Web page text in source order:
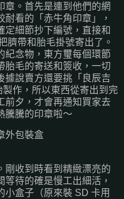
章。首先是連到他們的網
看的「赤牛角印章」，
定細節抄下編號，直接和
臍帶和胎毛掛號寄出了。
紀念物，東方璽每個環節
胎毛的寄送和簽收，一切
據說賣方還要挑「良辰吉
作，所以東西從寄出到完
前夕，才會再通知買家去
騰騰的印章啦～
外包裝盒
剛收到時看到精緻漂亮的
待的確是慢工出細活，
小盒子（原來裝 SD 卡用